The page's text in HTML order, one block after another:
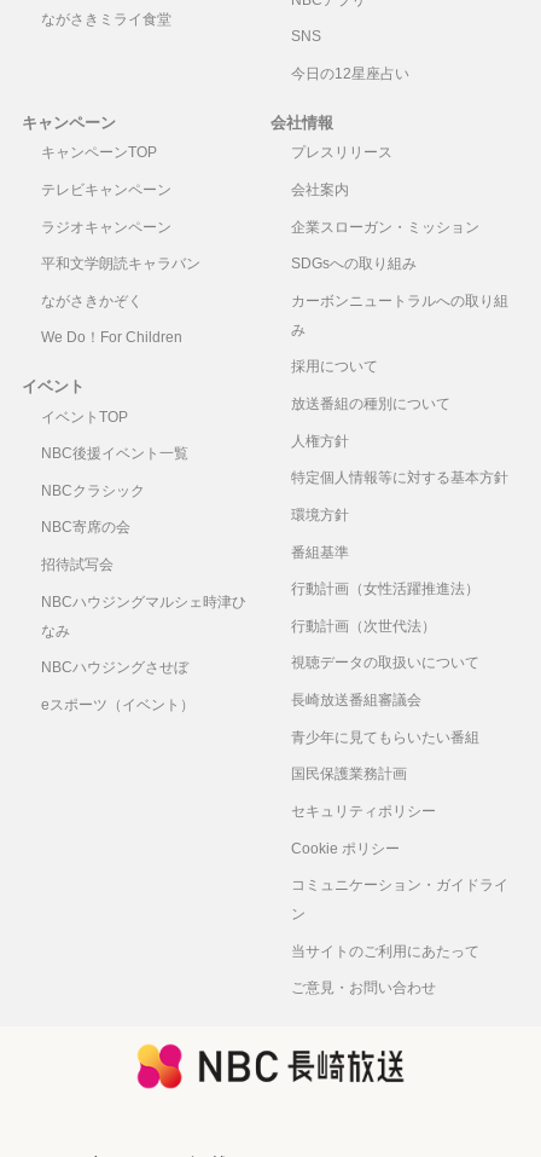
ながさきミライ食堂
SNS
今日の12星座占い
キャンペーン
キャンペーンTOP
テレビキャンペーン
ラジオキャンペーン
平和文学朗読キャラバン
ながさきかぞく
We Do！For Children
イベント
イベントTOP
NBC後援イベント一覧
NBCクラシック
NBC寄席の会
招待試写会
NBCハウジングマルシェ時津ひ
なみ
NBCハウジングさせぼ
eスポーツ（イベント）
会社情報
プレスリリース
会社案内
企業スローガン・ミッション
SDGsへの取り組み
カーボンニュートラルへの取り組
み
採用について
放送番組の種別について
人権方針
特定個人情報等に対する基本方針
環境方針
番組基準
行動計画（女性活躍推進法）
行動計画（次世代法）
視聴データの取扱いについて
長崎放送番組審議会
青少年に見てもらいたい番組
国民保護業務計画
セキュリティポリシー
Cookie ポリシー
コミュニケーション・ガイドライ
ン
当サイトのご利用にあたって
ご意見・お問い合わせ